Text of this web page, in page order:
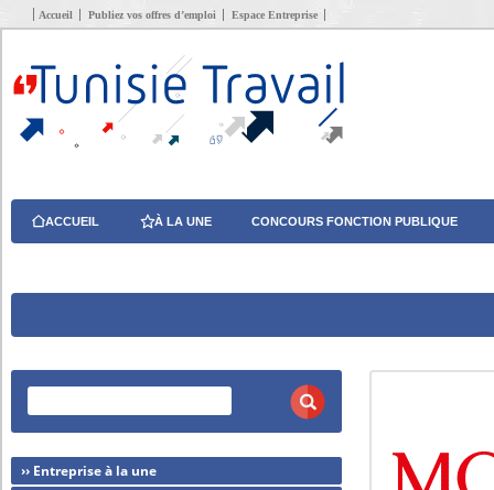
Accueil Publiez vos offres d’emploi Espace Entreprise
ACCUEIL À LA UNE CONCOURS FONCTION PUBLIQUE
›› Entreprise à la une